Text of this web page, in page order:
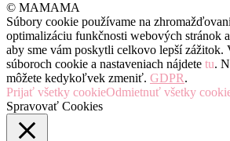
© MAMAMA
Súbory cookie používame na
optimalizáciu funkčnosti webových stránok
aby sme vám poskytli celkovo lepší zážitok.
súboroch cookie a nastaveniach nájdete tu.
môžete kedykoľvek zmeniť. GDPR.
Prijať všetky cookieOdmietnuť všetky
Spravovať Cookies